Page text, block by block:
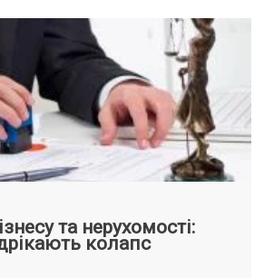
та нерухомості:
колапс